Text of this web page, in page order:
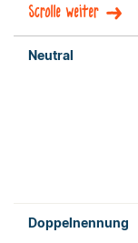
Scrolle weiter
Neutral
Doppelnennung